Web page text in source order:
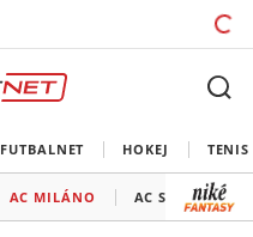
FUTBALNET HOKEJ TENIS
AC MILÁNO AC SPARTA